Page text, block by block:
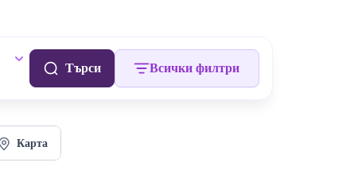
Търси Всички филтри
Карта